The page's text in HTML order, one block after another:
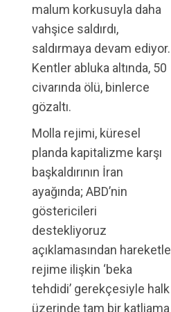
malum korkusuyla daha
vahşice saldırdı,
saldırmaya devam ediyor.
Kentler abluka altında, 50
civarında ölü, binlerce
gözaltı.
Molla rejimi, küresel
planda kapitalizme karşı
başkaldırının İran
ayağında; ABD’nin
göstericileri
destekliyoruz
açıklamasından hareketle
rejime ilişkin ‘beka
tehdidi’ gerekçesiyle halk
üzerinde tam bir katliama